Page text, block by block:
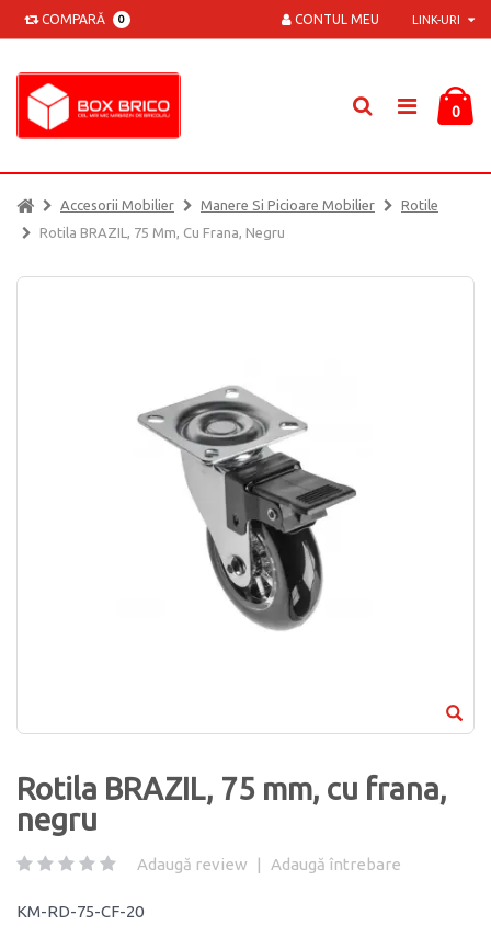
COMPARĂ 0 LINK-URI
CONTUL MEU
0
Accesorii Mobilier Manere Si Picioare Mobilier
Rotile
Rotila BRAZIL, 75 Mm, Cu Frana, Negru
Rotila BRAZIL, 75 mm, cu frana,
negru
Adaugă review | Adaugă întrebare
KM-RD-75-CF-20